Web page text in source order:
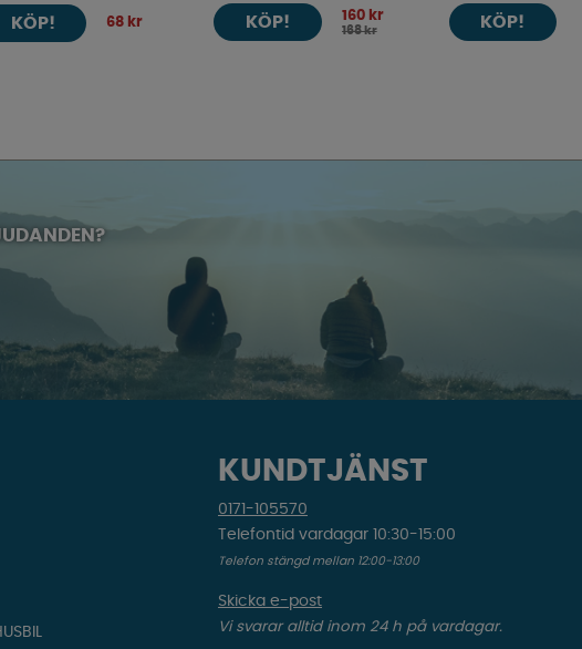
KÖP! 68 kr KÖP! 160 kr
168 kr KÖP!
KUNDTJÄNST
0171-105570
Telefontid vardagar 10:30-15:00
Telefon stängd mellan 12:00-13:00
Skicka e-post
Vi svarar alltid inom 24 h på vardagar.